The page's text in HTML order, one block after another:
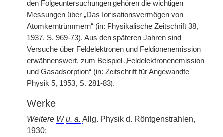
den Folgeuntersuchungen gehören die wichtigen
Messungen über „Das Ionisationsvermögen von
Atomkerntrümmern“ (in: Physikalische Zeitschrift 38,
1937, S. 969-73). Aus den späteren Jahren sind
Versuche über Feldelektronen und Feldionenemission
erwähnenswert, zum Beispiel „Feldelektronenemission
und Gasadsorption“ (in: Zeitschrift für Angewandte
Physik 5, 1953, S. 281-83).
Werke
Weitere W u. a. Allg. Physik d. Röntgenstrahlen,
1930;